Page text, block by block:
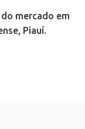
mercado em
Piauí.